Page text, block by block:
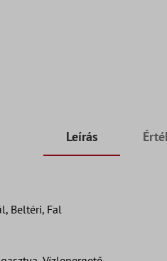
Leírás
Beltéri, Fal